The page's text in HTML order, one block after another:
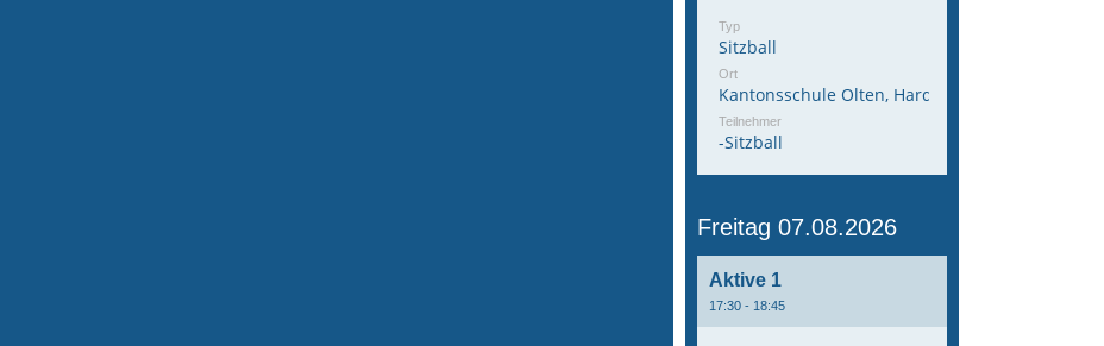
Typ
Sitzball
Ort
Kantonsschule Olten, Hardfeldstrasse 53, 4600
Teilnehmer
-Sitzball
Freitag 07.08.2026
Aktive 1
17:30 - 18:45